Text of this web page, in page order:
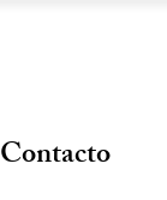
Contacto